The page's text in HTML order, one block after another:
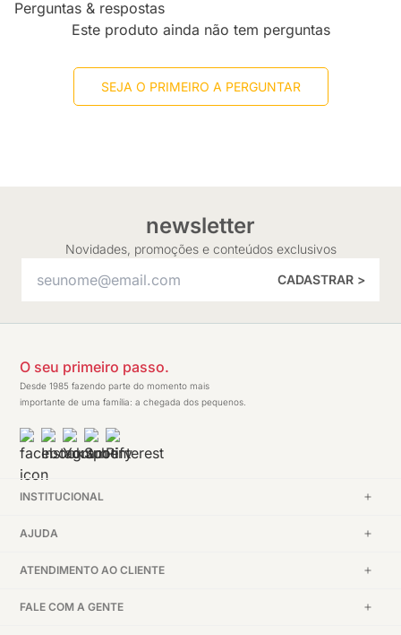
Perguntas & respostas
Este produto ainda não tem perguntas
SEJA O PRIMEIRO A PERGUNTAR
newsletter
Novidades, promoções e conteúdos exclusivos
CADASTRAR >
O seu primeiro passo.
Desde 1985 fazendo parte do momento mais
importante de uma família: a chegada dos pequenos.
INSTITUCIONAL
AJUDA
ATENDIMENTO AO CLIENTE
FALE COM A GENTE